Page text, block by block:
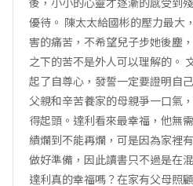
優待。 陳太太給國彬的壓力最大
害的痛苦，不希望兒子步她後塵
之下的苦不是外人可以理解的。
起了自尊心，發誓一定要證明自
父親和辛苦養家的母親爭一口氣
得起頭。達利看來最幸福，他無
績爛到不能再爛，可是因為家裡
做好準備，因此讀書只不過是在
達利真的幸福嗎？在家有父母照